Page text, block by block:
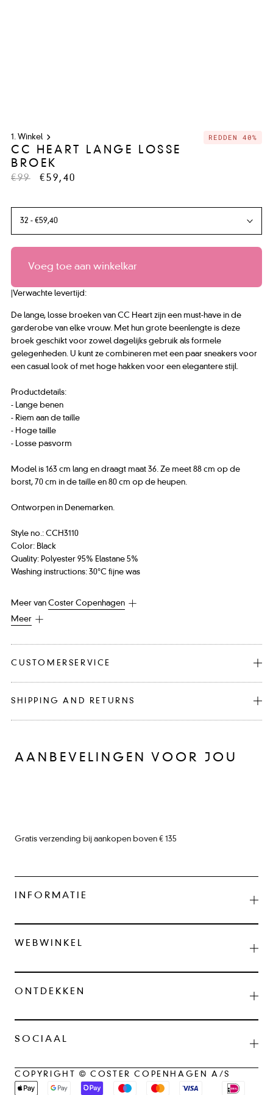
Winkel REDDEN 40%
CC HEART LANGE LOSSE
BROEK
€99 €59,40
Voeg toe aan winkelkar
Verwachte levertijd:
De lange, losse broeken van CC Heart zijn een must-have in de
garderobe van elke vrouw. Met hun grote beenlengte is deze
broek geschikt voor zowel dagelijks gebruik als formele
gelegenheden. U kunt ze combineren met een paar sneakers voor
een casual look of met hoge hakken voor een elegantere stijl.
Productdetails:
- Lange benen
- Riem aan de taille
- Hoge taille
- Losse pasvorm
Model is 163 cm lang en draagt maat 36. Ze meet 88 cm op de
borst, 70 cm in de taille en 80 cm op de heupen.
Ontworpen in Denemarken.
Style no.: CCH3110
Color: Black
Quality: Polyester 95% Elastane 5%
Washing instructions: 30°C fijne was
Meer van Coster Copenhagen
Meer
CUSTOMERSERVICE
SHIPPING AND RETURNS
AANBEVELINGEN VOOR JOU
Gratis verzending bij aankopen boven € 135
INFORMATIE
WEBWINKEL
ONTDEKKEN
SOCIAAL
COPYRIGHT © COSTER COPENHAGEN A/S